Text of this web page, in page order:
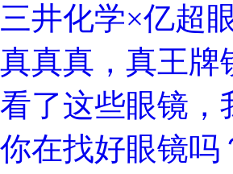
三井化学×亿超
真真真，真王牌
看了这些眼镜
你在找好眼镜吗